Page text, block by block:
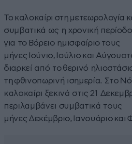
Το καλοκαίρι στη μετεωρολογία
συμβατικά ως η χρονική
για το Βόρειο ημισφαίριο τους
μήνες Ιούνιο, Ιούλιο και
διαρκεί από το θερινό
τη φθινοπωρινή ισημερία. Στο
καλοκαίρι ξεκινά στις 21
περιλαμβάνει συμβατικά τους
μήνες Δεκέμβριο, Ιανουάριο και